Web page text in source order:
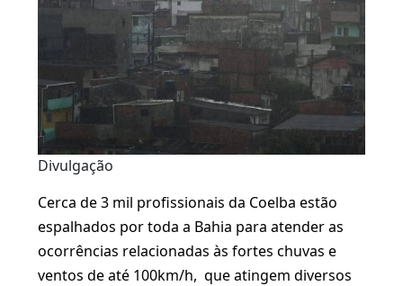
Divulgação
Cerca de 3 mil profissionais da Coelba estão
espalhados por toda a Bahia para atender as
ocorrências relacionadas às fortes chuvas e
ventos de até 100km/h, que atingem diversos